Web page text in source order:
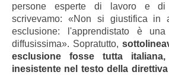
persone esperte di lavoro e
scrivevamo: «Non si giustifica in
esclusione: l'apprendistato è
diffusissima». Sopratutto,
esclusione fosse tutta
inesistente nel testo della